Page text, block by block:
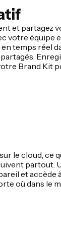
et partagez
votre équipe
temps réel
Brand Kit
le cloud, ce
partout.
et accède
où dans le